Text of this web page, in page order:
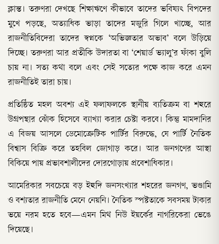
ক্লান্ত। তরুণরা দেখছে শিক্ষাঋণে কীভাবে তাদের ভবিষ্যৎ বিপদের
মুখে পড়ছে, অত্যাধিক ভাড়া তাদের মজুরি গিলে খাচ্ছে, আর
রাজনীতিবিদেরা তাদের স্বপ্নকে ‘অভিজ্ঞতার অভাব’ বলে উড়িয়ে
দিচ্ছে। তরুণরা আর প্রতীকি উদারতা বা ‘শেয়ার্ড ভ্যালু’র ফাঁকা বুলি
চায় না। সত্য কথা বলে এবং সেই সত্যের পক্ষে কাজ করে এমন
রাজনীতিই তারা চায়।
প্রতিষ্ঠিত মহল অবশ্য এই ফলাফলকে স্থানীয় ব্যতিক্রম বা শহুরে
উগ্রপন্থার ঝোঁক হিসেবে ব্যাখ্যা করার চেষ্টা করবে। কিন্তু মামদানির
এ বিজয় আসলে ডেমোক্রেটিক পার্টির বিরুদ্ধে, যে পার্টি নৈতিক
বিশ্বাস বিক্রি করে তহবিল জোগাড় করে। আর জনগণের আস্থা
বিকিয়ে পায় প্রভাবশালীদের দোরগোড়ায় প্রবেশাধিকার।
আমেরিকার সবচেয়ে বড় ইহুদি জনসংখ্যার শহরের জনগণ, ভণ্ডামি
ও বশ্যতার রাজনীতি মেনে নেয়নি। নৈতিক স্পষ্টতাকে সবসময় টাকার
ভয়ে নরম হতে হবে—এমন মিথ নিউ ইয়র্কের নাগরিকেরা ভেঙে
দিয়েছে।